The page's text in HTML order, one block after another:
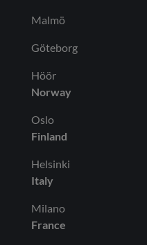
Malmö
Göteborg
Höör
Norway
Oslo
Finland
Helsinki
Italy
Milano
France